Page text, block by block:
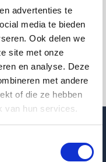
advertenties te
media te bieden
Ook delen we
site met onze
en analyse. Deze
met andere
of die ze hebben
van hun services.